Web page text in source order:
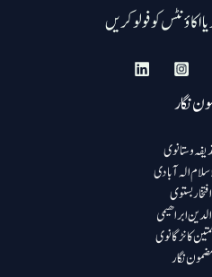
کو فولو کریں
نگار
وستانوی
الہ آبادی
بستوی
ابراھیمی
کانڑگانوی
نگار